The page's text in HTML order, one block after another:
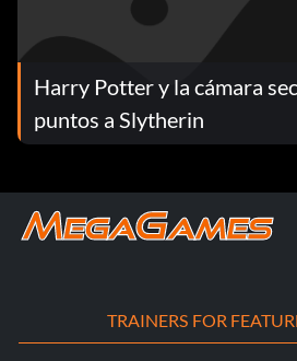
Harry Potter y la cámara
puntos a Slytherin
TRAINERS FOR